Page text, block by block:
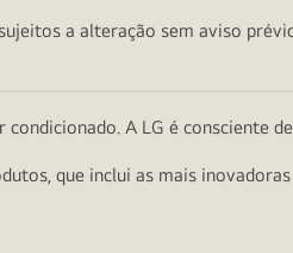
a alteração sem aviso
A LG é consciente
que inclui as mais